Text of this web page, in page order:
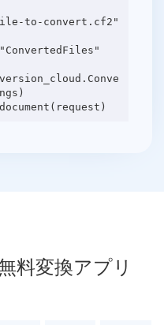
to-convert.cf2"
料変換アプリ